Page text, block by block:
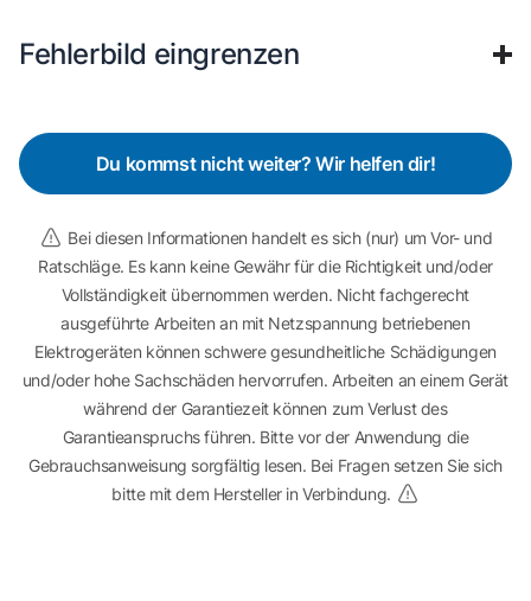
Fehlerbild eingrenzen
Du kommst nicht weiter? Wir helfen dir!
Bei diesen Informationen handelt es sich (nur) um Vor- und
Ratschläge. Es kann keine Gewähr für die Richtigkeit und/oder
Vollständigkeit übernommen werden. Nicht fachgerecht
ausgeführte Arbeiten an mit Netzspannung betriebenen
Elektrogeräten können schwere gesundheitliche Schädigungen
und/oder hohe Sachschäden hervorrufen. Arbeiten an einem Gerät
während der Garantiezeit können zum Verlust des
Garantieanspruchs führen. Bitte vor der Anwendung die
Gebrauchsanweisung sorgfältig lesen. Bei Fragen setzen Sie sich
bitte mit dem Hersteller in Verbindung.